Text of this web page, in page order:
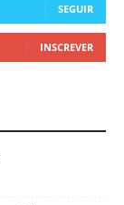
SEGUIR
INSCREVER